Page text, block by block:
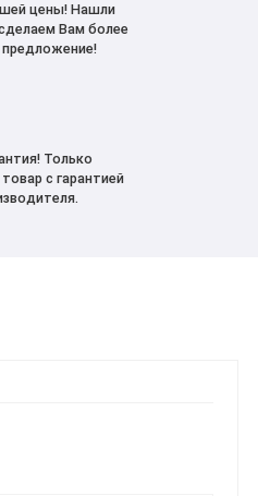
цены! Нашли
Вам более
Только
с гарантией